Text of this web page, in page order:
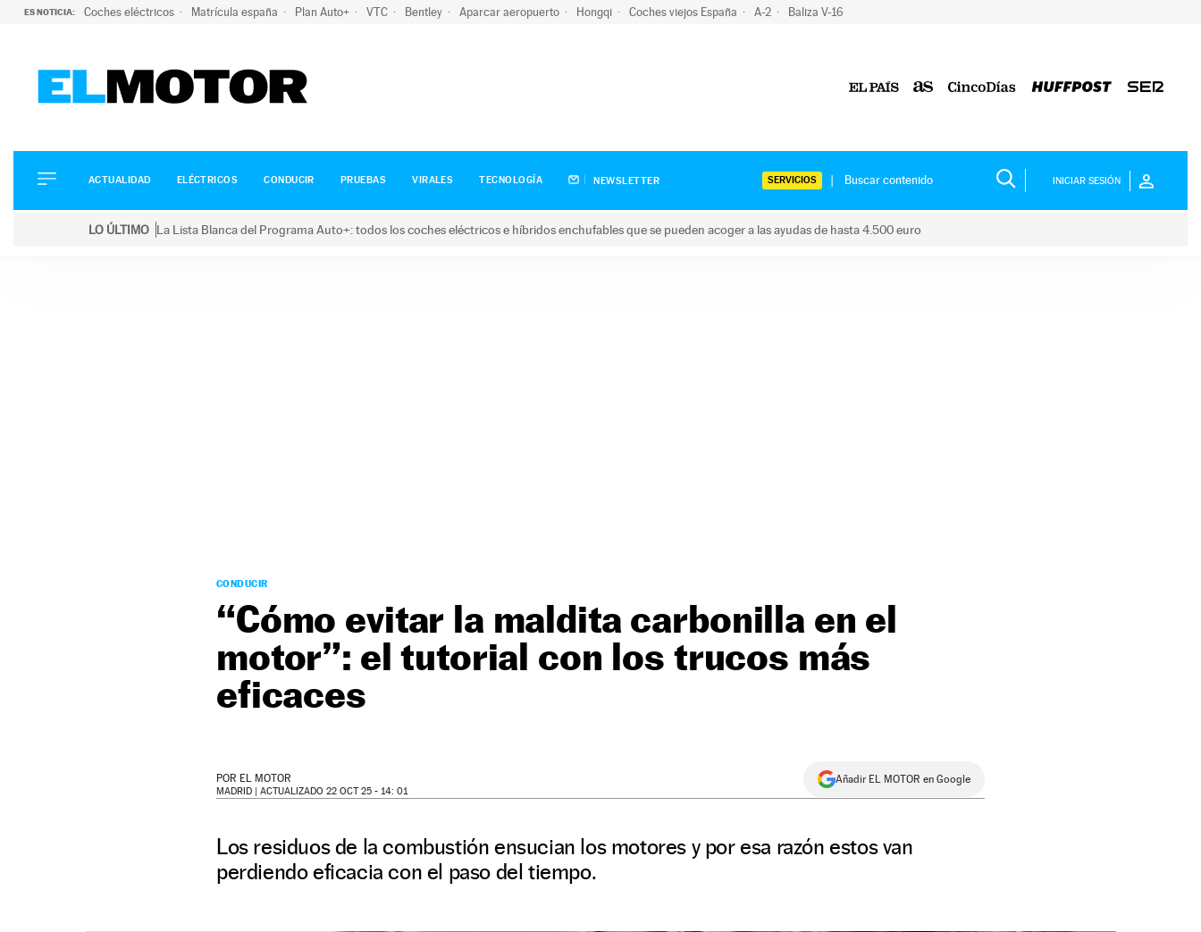
ES NOTICIA: Coches eléctricos Matrícula españa Plan Auto+ VTC Bentley Aparcar aeropuerto Hongqi Coches viejos España A-2 Baliza V-16
ELÉCTRICOS
CONDUCIR
ACTUALIDAD ELÉCTRICOS CONDUCIR PRUEBAS VIRALES TECNOLOGÍA NEWSLETTER SERVICIOS INICIAR SESIÓN
LO ÚLTIMO La Lista Blanca del Programa Auto+: todos los coches eléctricos e híbridos enchufables que se pueden acoger a las ayudas de hasta 4.500 euro
CONDUCIR
“Cómo evitar la maldita carbonilla en el
motor”: el tutorial con los trucos más
eficaces
POR EL MOTOR
MADRID | ACTUALIZADO 22 OCT 25 - 14: 01
Añadir EL MOTOR en Google
Los residuos de la combustión ensucian los motores y por esa razón estos van
perdiendo eficacia con el paso del tiempo.